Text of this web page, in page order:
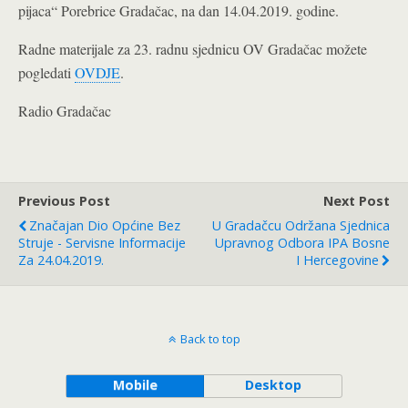
pijaca“ Porebrice Gradačac, na dan 14.04.2019. godine.
Radne materijale za 23. radnu sjednicu OV Gradačac možete
pogledati OVDJE.
Radio Gradačac
Previous Post
Značajan Dio Općine Bez
Struje - Servisne Informacije
Za 24.04.2019.
Next Post
U Gradačcu Održana Sjednica
Upravnog Odbora IPA Bosne
I Hercegovine
Back to top
Mobile Desktop